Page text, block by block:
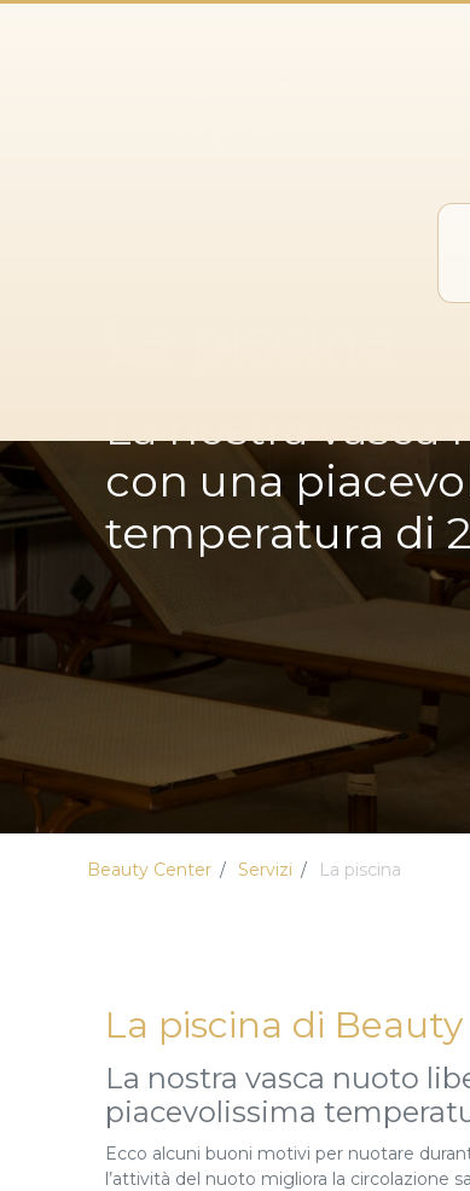
La nostra vasca
con una
temperatura di
Beauty Center Servizi La piscina
La piscina di
La nostra vasca nuoto
piacevolissima
Ecco alcuni buoni motivi per nuotare
l’attività del nuoto migliora la circolazione